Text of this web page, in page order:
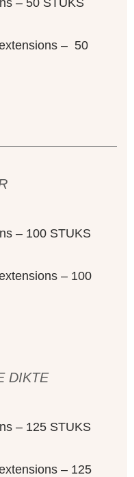
– 50 STUKS
– 50
– 100 STUKS
– 100
DIKTE
– 125 STUKS
– 125